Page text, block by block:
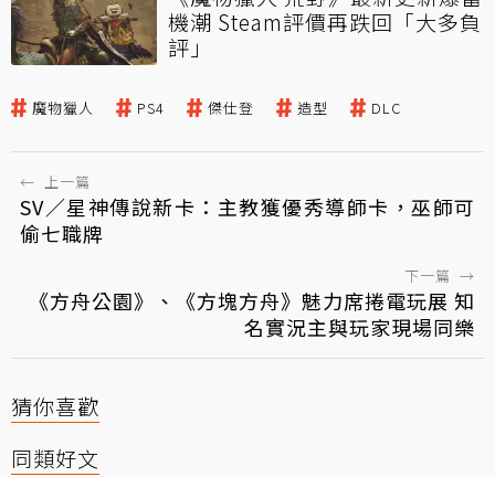
機潮 Steam評價再跌回「大多負
評」
魔物獵人 PS4 傑仕登 造型 DLC
← 上一篇
SV／星神傳說新卡：主教獲優秀導師卡，巫師可
偷七職牌
下一篇 →
《方舟公園》、《方塊方舟》魅力席捲電玩展 知
名實況主與玩家現場同樂
猜你喜歡
同類好文